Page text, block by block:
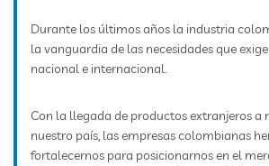
Durante los últimos años la industria
la vanguardia de las necesidades que
nacional e internacional.
Con la llegada de productos extranjeros a
nuestro país, las empresas colombianas
fortalecernos para posicionarnos en el